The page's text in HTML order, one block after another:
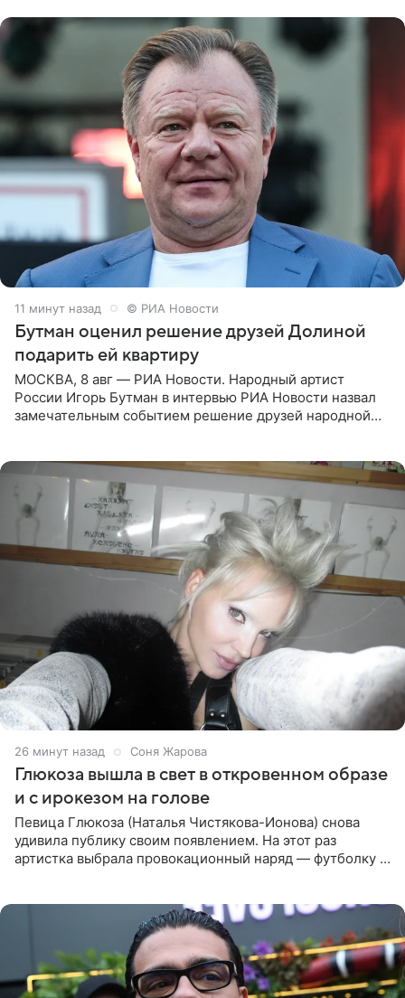
11 минут назад © РИА Новости
Бутман оценил решение друзей Долиной
подарить ей квартиру
МОСКВА, 8 авг — РИА Новости. Народный артист
России Игорь Бутман в интервью РИА Новости назвал
замечательным событием решение друзей народной
26 минут назад Соня Жарова
Глюкоза вышла в свет в откровенном образе
и с ирокезом на голове
Певица Глюкоза (Наталья Чистякова-Ионова) снова
удивила публику своим появлением. На этот раз
артистка выбрала провокационный наряд — футболку с